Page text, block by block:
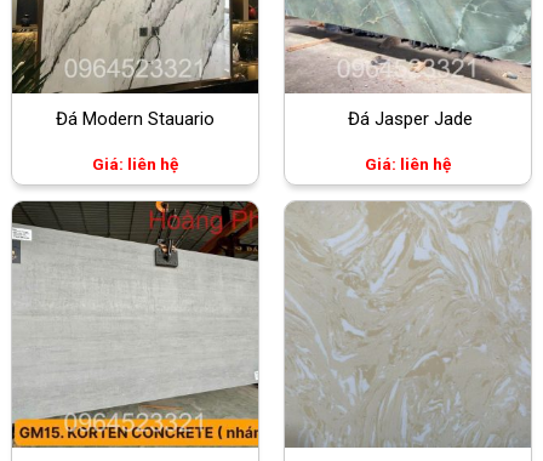
Đá Modern Stauario
Giá: liên hệ
Đá Jasper Jade
Giá: liên hệ